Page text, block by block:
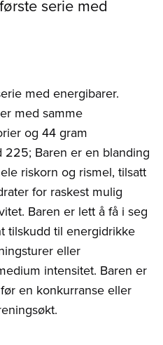
serie med
med energibarer.
med samme
og 44 gram
225; Baren er en blanding
riskorn og rismel, tilsatt
for raskest mulig
Baren er lett å få i seg
tilskudd til energidrikke
eller
intensitet. Baren er
en konkurranse eller